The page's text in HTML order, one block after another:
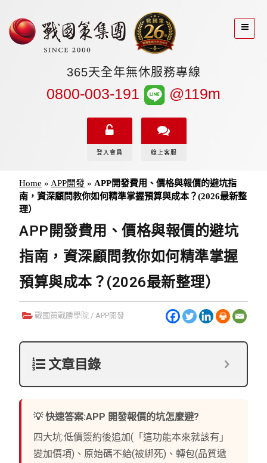
365天全年無休服務專線
0800-003-191 @119m
登入會員 線上客服
Home »APP開發 »APP開發費用、價格與報價的避坑指
南，資深顧問教你如何精準掌握預算與成本？(2026最新整
理）
APP開發費用、價格與報價的避坑
指南，資深顧問教你如何精準掌握
預算與成本？(2026最新整理）
戰國策戰勝學院 /APP開發
文章目錄
💡 快速答案:APP 開發報價的坑怎麼避?
四大坑:低價簽約後追加(「這功能本來就該有」
變加價項)、原始碼不給(被綁死)、轉包(品質遞